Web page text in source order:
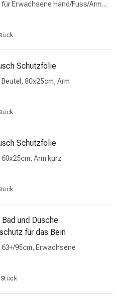
Erwachsene Hand/Fuss/Arm
Schutzfolie
80x25cm, Arm
Schutzfolie
Arm kurz
Bad und Dusche
für das Bein
95cm, Erwachsene